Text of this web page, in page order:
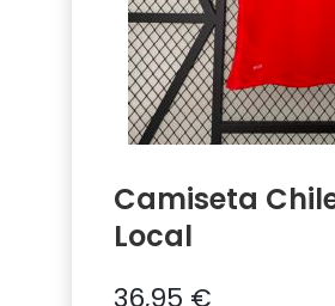
Camiseta
Local
36,95 €